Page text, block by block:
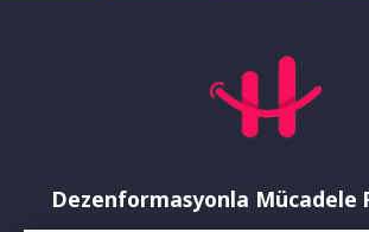
Dezenformasyonla Mücadele